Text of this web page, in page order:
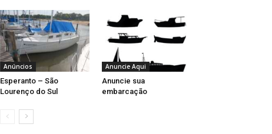
Anúncios
Esperanto – São
Lourenço do Sul
Anuncie Aqui
Anuncie sua
embarcação